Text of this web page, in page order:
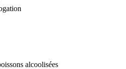
alcoolisées